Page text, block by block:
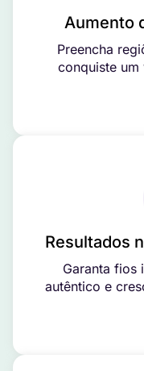
Aumento
Preencha
conquiste um
Resultados
Garanta fios
autêntico e